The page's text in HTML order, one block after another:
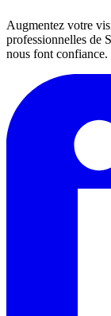
Augmentez votre
professionnelles de
nous font confiance.